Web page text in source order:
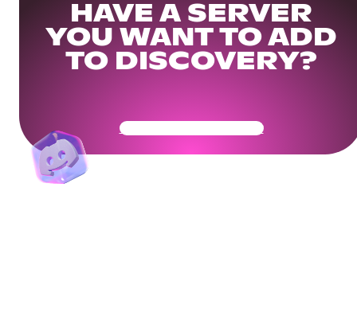
HAVE A SERVER
YOU WANT TO ADD
TO DISCOVERY?
Get Your Community Ready